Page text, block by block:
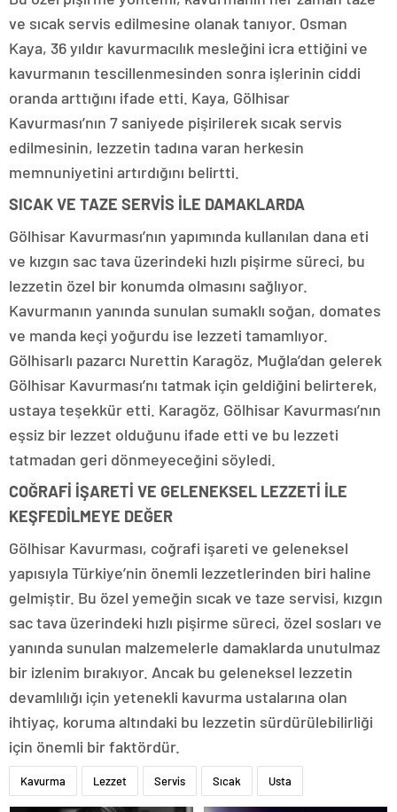
ve sıcak servis edilmesine olanak tanıyor. Osman
Kaya, 36 yıldır kavurmacılık mesleğini icra ettiğini ve
kavurmanın tescillenmesinden sonra işlerinin ciddi
oranda arttığını ifade etti. Kaya, Gölhisar
Kavurması’nın 7 saniyede pişirilerek sıcak servis
edilmesinin, lezzetin tadına varan herkesin
memnuniyetini artırdığını belirtti.
SICAK VE TAZE SERVİS İLE DAMAKLARDA
Gölhisar Kavurması’nın yapımında kullanılan dana eti
ve kızgın sac tava üzerindeki hızlı pişirme süreci, bu
lezzetin özel bir konumda olmasını sağlıyor.
Kavurmanın yanında sunulan sumaklı soğan, domates
ve manda keçi yoğurdu ise lezzeti tamamlıyor.
Gölhisarlı pazarcı Nurettin Karagöz, Muğla’dan gelerek
Gölhisar Kavurması’nı tatmak için geldiğini belirterek,
ustaya teşekkür etti. Karagöz, Gölhisar Kavurması’nın
eşsiz bir lezzet olduğunu ifade etti ve bu lezzeti
tatmadan geri dönmeyeceğini söyledi.
COĞRAFİ İŞARETİ VE GELENEKSEL LEZZETİ İLE
KEŞFEDİLMEYE DEĞER
Gölhisar Kavurması, coğrafi işareti ve geleneksel
yapısıyla Türkiye’nin önemli lezzetlerinden biri haline
gelmiştir. Bu özel yemeğin sıcak ve taze servisi, kızgın
sac tava üzerindeki hızlı pişirme süreci, özel sosları ve
yanında sunulan malzemelerle damaklarda unutulmaz
bir izlenim bırakıyor. Ancak bu geleneksel lezzetin
devamlılığı için yetenekli kavurma ustalarına olan
ihtiyaç, koruma altındaki bu lezzetin sürdürülebilirliği
için önemli bir faktördür.
Kavurma Lezzet Servis Sıcak Usta